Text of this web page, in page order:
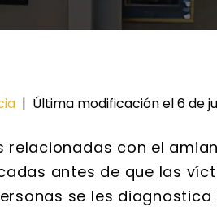
| Última modificación el 6 de
con el
antes de que las
se les